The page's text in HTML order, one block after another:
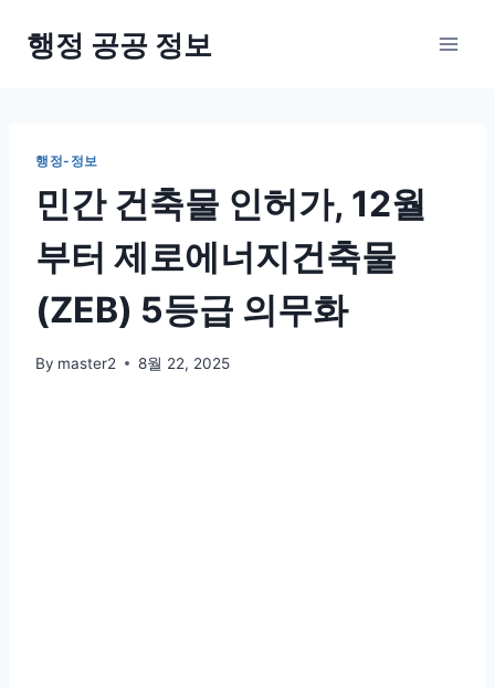
행정 공공 정보
행정-정보
민간 건축물 인허가, 12월
부터 제로에너지건축물
(ZEB) 5등급 의무화
By master2 8월 22, 2025